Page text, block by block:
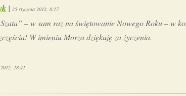
| 25 stycznia 2012, 0:17
– w sam raz na świętowanie Nowego Roku – w
W imieniu Morza dziękuję za życzenia.
18:41